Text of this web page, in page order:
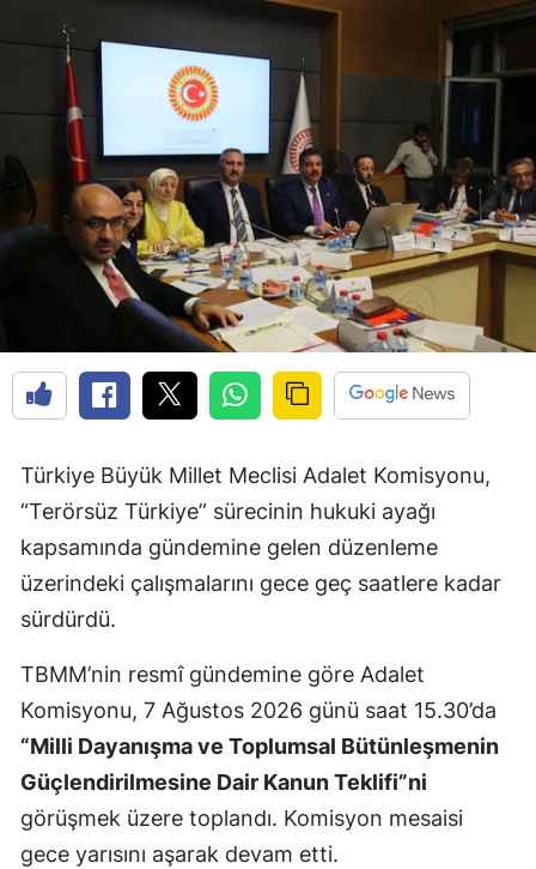
Türkiye Büyük Millet Meclisi Adalet Komisyonu,
“Terörsüz Türkiye” sürecinin hukuki ayağı
kapsamında gündemine gelen düzenleme
üzerindeki çalışmalarını gece geç saatlere kadar
sürdürdü.
TBMM’nin resmî gündemine göre Adalet
Komisyonu, 7 Ağustos 2026 günü saat 15.30’da
“Milli Dayanışma ve Toplumsal Bütünleşmenin
Güçlendirilmesine Dair Kanun Teklifi”ni
görüşmek üzere toplandı. Komisyon mesaisi
gece yarısını aşarak devam etti.